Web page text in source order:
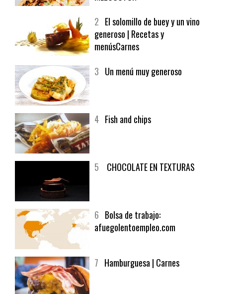
SOFRITO DE TOMATE AL CAFÉ Y
MELOCOTÓN
generoso | Recetas y
afuegolentoempleo.com